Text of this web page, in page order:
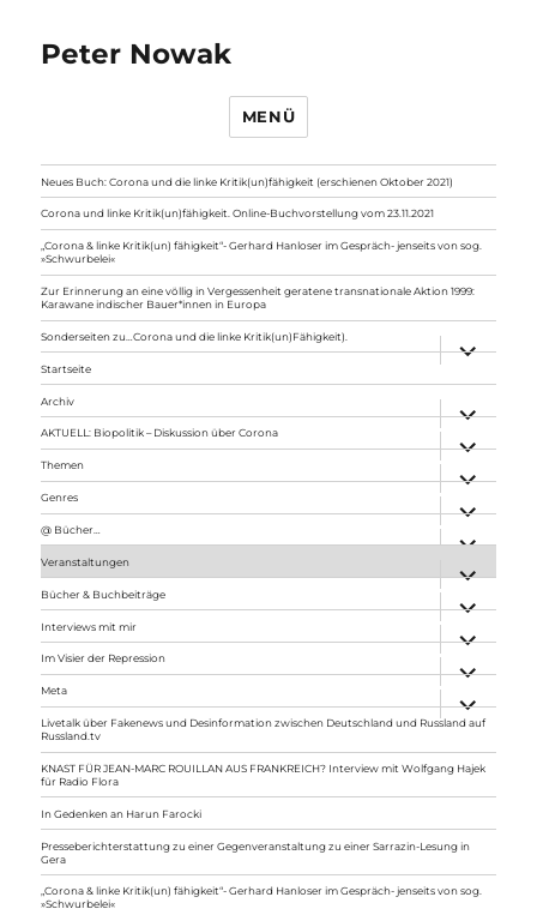
Peter Nowak
MENÜ
Neues Buch: Corona und die linke Kritik(un)fähigkeit (erschienen Oktober 2021)
Corona und linke Kritik(un)fähigkeit. Online-Buchvorstellung vom 23.11.2021
„Corona & linke Kritik(un) fähigkeit“- Gerhard Hanloser im Gespräch- jenseits von sog.
»Schwurbelei«
Zur Erinnerung an eine völlig in Vergessenheit geratene transnationale Aktion 1999:
Karawane indischer Bauer*innen in Europa
Sonderseiten zu…Corona und die linke Kritik(un)Fähigkeit).
anzeigen
Startseite
Archiv
anzeigen
AKTUELL: Biopolitik – Diskussion über Corona
anzeigen
Themen
anzeigen
Genres
anzeigen
@ Bücher…
Veranstaltungen
anzeigen
Bücher & Buchbeiträge
anzeigen
Interviews mit mir
anzeigen
Im Visier der Repression
anzeigen
Meta
anzeigen
Livetalk über Fakenews und Desinformation zwischen Deutschland und Russland auf
Russland.tv
KNAST FÜR JEAN-MARC ROUILLAN AUS FRANKREICH? Interview mit Wolfgang Hajek
für Radio Flora
In Gedenken an Harun Farocki
Presseberichterstattung zu einer Gegenveranstaltung zu einer Sarrazin-Lesung in
Gera
„Corona & linke Kritik(un) fähigkeit“- Gerhard Hanloser im Gespräch- jenseits von sog.
»Schwurbelei«